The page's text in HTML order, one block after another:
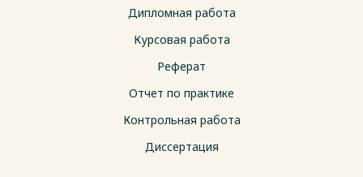
Дипломная работа
Курсовая работа
Реферат
Отчет по практике
Контрольная работа
Диссертация